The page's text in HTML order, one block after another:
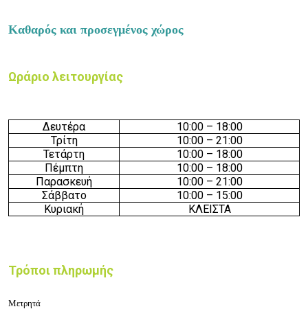
Καθαρός και προσεγμένος χώρος
Ωράριο λειτουργίας
Δευτέρα 10:00 – 18:00
Τρίτη
10:00 – 21:00
Τετάρτη
10:00 – 18:00
Πέμπτη
10:00 – 18:00
Παρασκευή
10:00 – 21:00
Σάββατο
10:00 – 15:00
Κυριακή
ΚΛΕΙΣΤΑ
Τρόποι πληρωμής
Μετρητά